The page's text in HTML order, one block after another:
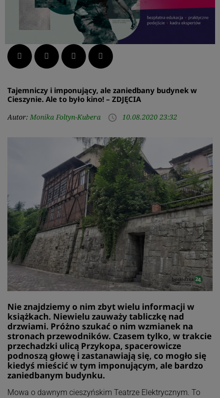
Facebook Twitter LinkedIn Pinterest
Tajemniczy i imponujący, ale zaniedbany budynek w
Cieszynie. Ale to było kino! – ZDJĘCIA
Autor: Monika Foltyn-Kubera access_time 10.08.2020 23:32
Nie znajdziemy o nim zbyt wielu informacji w
książkach. Niewielu zauważy tabliczkę nad
drzwiami. Próżno szukać o nim wzmianek na
stronach przewodników. Czasem tylko, w trakcie
przechadzki ulicą Przykopa, spacerowicze
podnoszą głowę i zastanawiają się, co mogło się
kiedyś mieścić w tym imponującym, ale bardzo
zaniedbanym budynku.
Mowa o dawnym cieszyńskim Teatrze Elektrycznym. To